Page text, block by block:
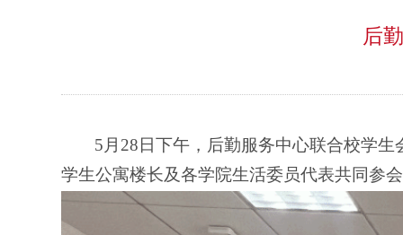
后
5 月 28 日下午，后勤服务中心联合校学生
学生公寓楼长及各学院生活委员代表共同参